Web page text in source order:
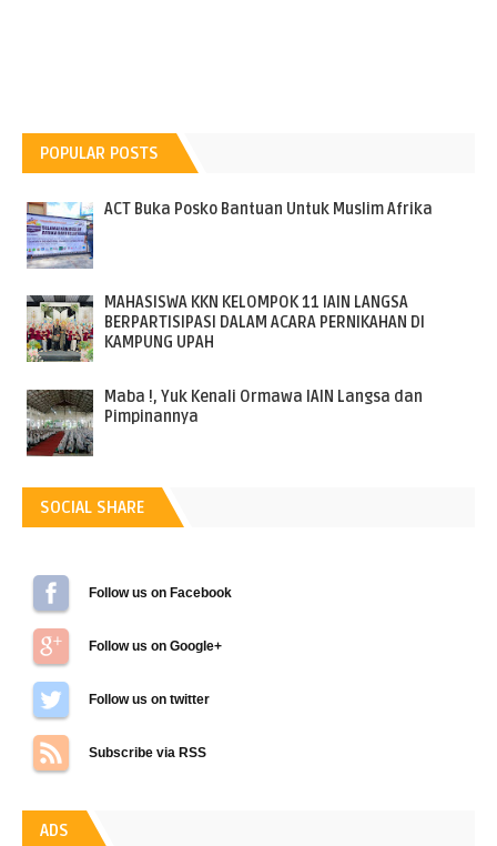
POPULAR POSTS
ACT Buka Posko Bantuan Untuk Muslim Afrika
MAHASISWA KKN KELOMPOK 11 IAIN LANGSA
BERPARTISIPASI DALAM ACARA PERNIKAHAN DI
KAMPUNG UPAH
Maba !, Yuk Kenali Ormawa IAIN Langsa dan
Pimpinannya
SOCIAL SHARE
Follow us on Facebook
Follow us on Google+
Follow us on Twitter
Subscribe via RSS
ADS